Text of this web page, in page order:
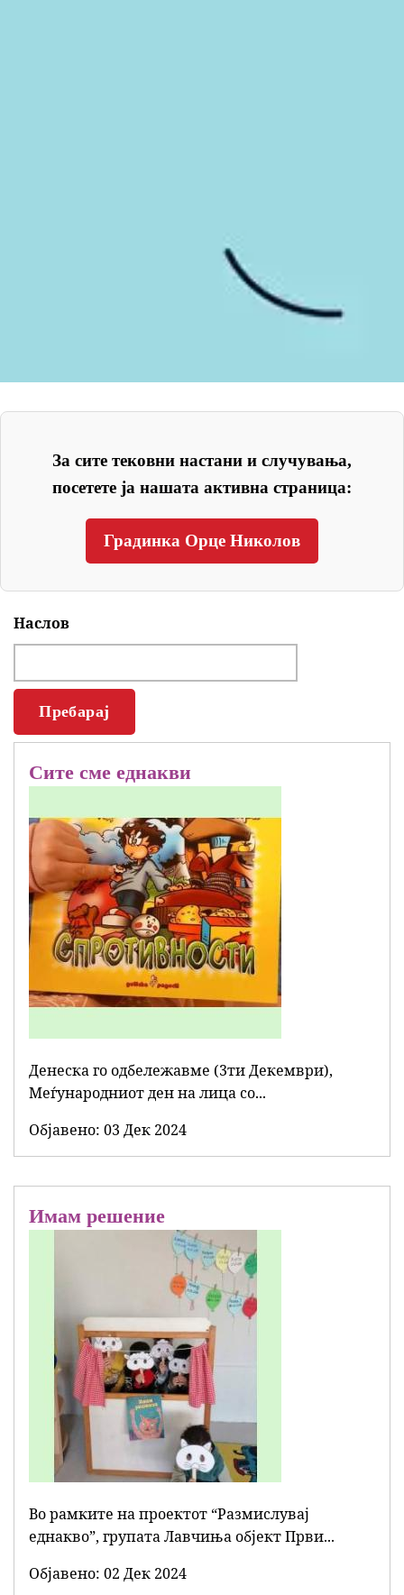
За сите тековни настани и случувања,
посетете ја нашата активна страница:
Градинка Орце Николов
Наслов
Сите сме еднакви
Денеска го одбележавме (3ти Декември),
Меѓународниот ден на лица со...
Објавенo: 03 Дек 2024
Имам решение
Во рамките на проектот “Размислувај
еднакво”, групата Лавчиња објект Први...
Објавенo: 02 Дек 2024